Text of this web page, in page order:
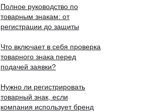
Полное руководство по
товарным знакам: от
регистрации до защиты
Что включает в себя проверка
товарного знака перед
подачей заявки?
Нужно ли регистрировать
товарный знак, если
компания использует бренд